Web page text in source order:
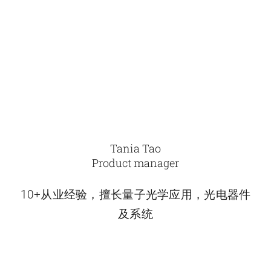
Tania Tao
Product manager
10+从业经验，擅长量子光学应用，光电器件
及系统